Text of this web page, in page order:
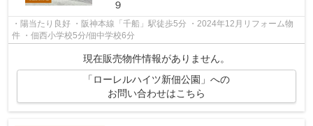
９
・陽当たり良好 ・阪神本線「千船」駅徒歩5分 ・2024年12月リフォーム物
件 ・佃西小学校5分/佃中学校6分
現在販売物件情報がありません。
「ローレルハイツ新佃公園」への
お問い合わせはこちら